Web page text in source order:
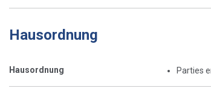
Hausordnung
Hausordnung Parties